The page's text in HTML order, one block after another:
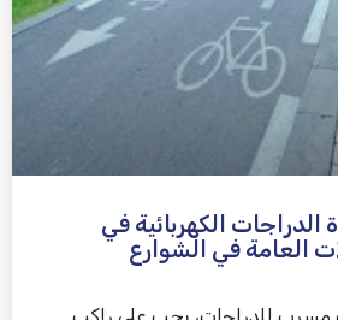
الكهربائية في
العامة في الشوارع